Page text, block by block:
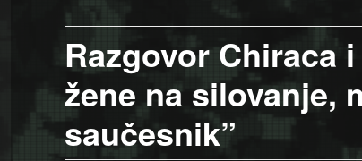
Razgovor Chiraca
žene na silovanje,
saučesnik”